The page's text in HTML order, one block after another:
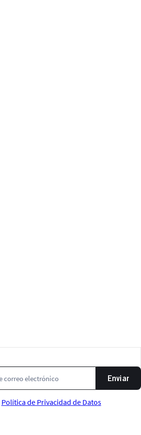
Enviar
Política de Privacidad de Datos